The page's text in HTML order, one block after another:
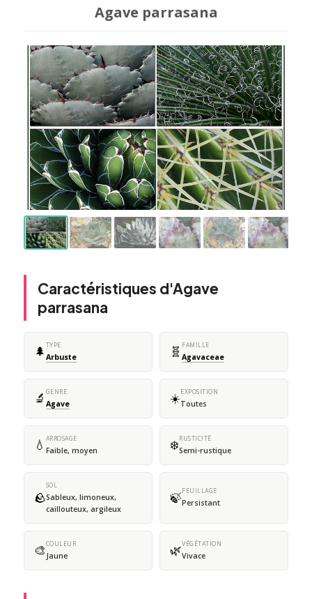
Agave parrasana
Caractéristiques d'Agave
parrasana
🌲 TYPE
Arbuste 🧬 FAMILLE
Agavaceae
🔬 GENRE
Agave ☀️EXPOSITION
Toutes
💧 ARROSAGE
Faible, moyen ❄️RUSTICITÉ
Semi-rustique
🪨
SOL
Sableux, limoneux,
caillouteux, argileux
🍃FEUILLAGE
Persistant
🎨COULEUR
Jaune 🌿VÉGÉTATION
Vivace